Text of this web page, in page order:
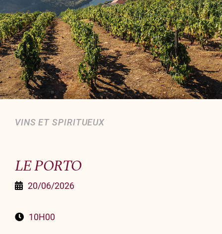
Organiser un événement
Offrir un bon cadeau
Nous contacter
NOUS CONTACTER
VINS ET SPIRITUEUX
LE PORTO
20/06/2026
10H00